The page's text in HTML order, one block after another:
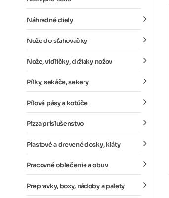
Náhradné diely
Nože do sťahovačky
Nože, vidličky, držiaky nožov
Pílky, sekáče, sekery
Pílové pásy a kotúče
Pizza príslušenstvo
Plastové a drevené dosky, kláty
Pracovné oblečenie a obuv
Prepravky, boxy, nádoby a palety